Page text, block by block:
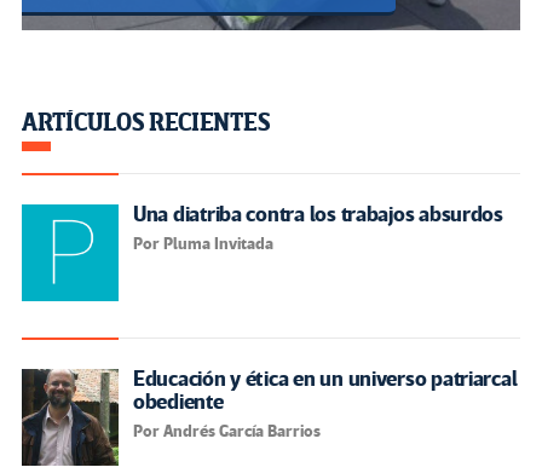
ARTÍCULOS RECIENTES
Una diatriba contra los trabajos absurdos
Por Pluma Invitada
Educación y ética en un universo patriarcal
obediente
Por Andrés García Barrios